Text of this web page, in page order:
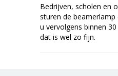
Bedrijven, scholen en
sturen de
u vervolgens binnen
dat is wel zo fijn.